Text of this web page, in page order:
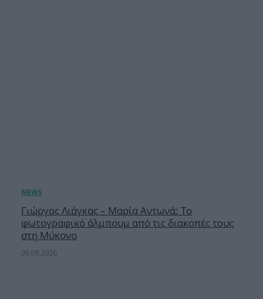
Γιώργος Λιάγκας – Μαρία Αντωνά: Το
φωτογραφικό άλμπουμ από τις διακοπές τους
στη Μύκονο
06.08.2026